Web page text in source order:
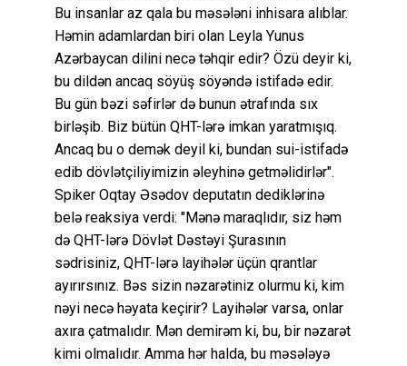
Bu insanlar az qala bu məsələni inhisara alıblar.
Həmin adamlardan biri olan Leyla Yunus
Azərbaycan dilini necə təhqir edir? Özü deyir ki,
bu dildən ancaq söyüş söyəndə istifadə edir.
Bu gün bəzi səfirlər də bunun ətrafında sıx
birləşib. Biz bütün QHT-lərə imkan yaratmışıq.
Ancaq bu o demək deyil ki, bundan sui-istifadə
edib dövlətçiliyimizin əleyhinə getməlidirlər".
Spiker Oqtay Əsədov deputatın dediklərinə
belə reaksiya verdi: "Mənə maraqlıdır, siz həm
də QHT-lərə Dövlət Dəstəyi Şurasının
sədrisiniz, QHT-lərə layihələr üçün qrantlar
ayırırsınız. Bəs sizin nəzarətiniz olurmu ki, kim
nəyi necə həyata keçirir? Layihələr varsa, onlar
axıra çatmalıdır. Mən demirəm ki, bu, bir nəzarət
kimi olmalıdır. Amma hər halda, bu məsələyə